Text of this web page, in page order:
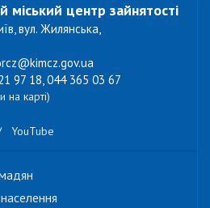
міський центр зайнятості
вул. Жилянська,
97 18, 044 365 03 67
на карті)
YouTube